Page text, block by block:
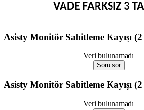
VADE FARKSIZ 3
Asisty Monitör Sabitleme Kayışı
Veri bulunamadı
Soru sor
Asisty Monitör Sabitleme Kayışı
Veri bulunamadı